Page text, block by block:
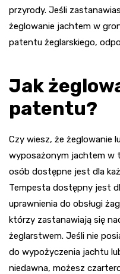
przyrody. Jeśli
żeglowanie jachtem w
patentu żeglarskiego,
Jak
patentu?
Czy wiesz, że żeglowanie
wyposażonym jachtem w
osób dostępne jest dla
Tempesta dostępny jest
uprawnienia do obsługi
którzy zastanawiają się
żeglarstwem. Jeśli nie
do wypożyczenia jachtu
niedawna, możesz